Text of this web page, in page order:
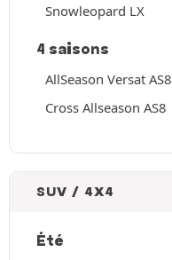
Snowleopard LX
4 saisons
AllSeason Versat AS8
Cross Allseason AS8
SUV / 4X4
Été